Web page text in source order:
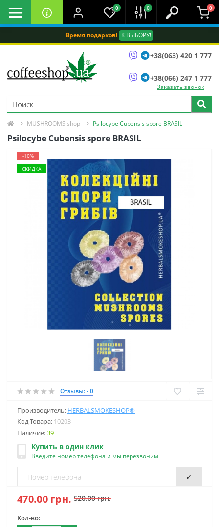
Время подарков! К ВЫБОРУ!
0 0 0
+38(063) 420 1 777
+38(066) 247 1 777
Заказать звонок
MUSHROOMS shop Psilocybe Cubensis spore BRASIL
Psilocybe Cubensis spore BRASIL
-10%
СКИДКА
Отзывы: - 0
Производитель: HERBALSMOKESHOP®
Код Товара: 10203
Наличие:39
Купить в один клик
Введите номер телефона и мы перезвоним
✓
470.00 грн. 520.00 грн.
Кол-во: